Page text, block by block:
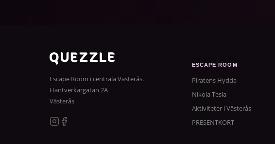
Escape Room i centrala Västerås.
Hantverkargatan 2A
Västerås
ESCAPE ROOM
Piratens Hydda
Nikola Tesla
Aktiviteter i Västerås
PRESENTKORT